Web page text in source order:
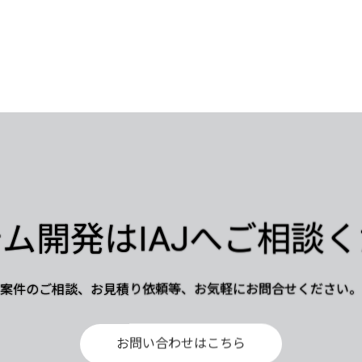
開発はIAJへご相談
案件のご相談、お見積り依頼等、お気軽にお問合せください。
お問い合わせはこちら